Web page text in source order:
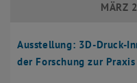
Ausstellung: 3D-Druck-
der Forschung zur Praxis
MÄRZ